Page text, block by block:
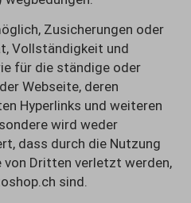
Zusicherungen oder
Vollständigkeit und
für die ständige oder
Webseite, deren
Hyperlinks und weiteren
wird weder
dass durch die Nutzung
von Dritten verletzt werden,
sind.